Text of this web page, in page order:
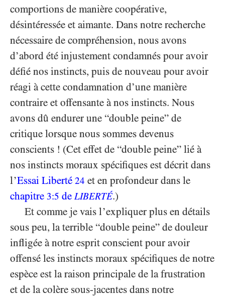
comportions de manière coopérative,
désintéressée et aimante. Dans notre recherche
nécessaire de compréhension, nous avons
d’abord été injustement condamnés pour avoir
défié nos instincts, puis de nouveau pour avoir
réagi à cette condamnation d’une manière
contraire et offensante à nos instincts. Nous
avons dû endurer une “double peine” de
critique lorsque nous sommes devenus
conscients ! (Cet effet de “double peine” lié à
nos instincts moraux spécifiques est décrit dans
l’Essai Liberté 24 et en profondeur dans le
chapitre 3:5 de LIBERTÉ.)
Et comme je vais l’expliquer plus en détails
sous peu, la terrible “double peine” de douleur
infligée à notre esprit conscient pour avoir
offensé les instincts moraux spécifiques de notre
espèce est la raison principale de la frustration
et de la colère sous-jacentes dans notre